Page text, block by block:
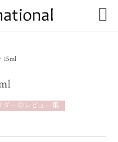

ダーのレビュー集